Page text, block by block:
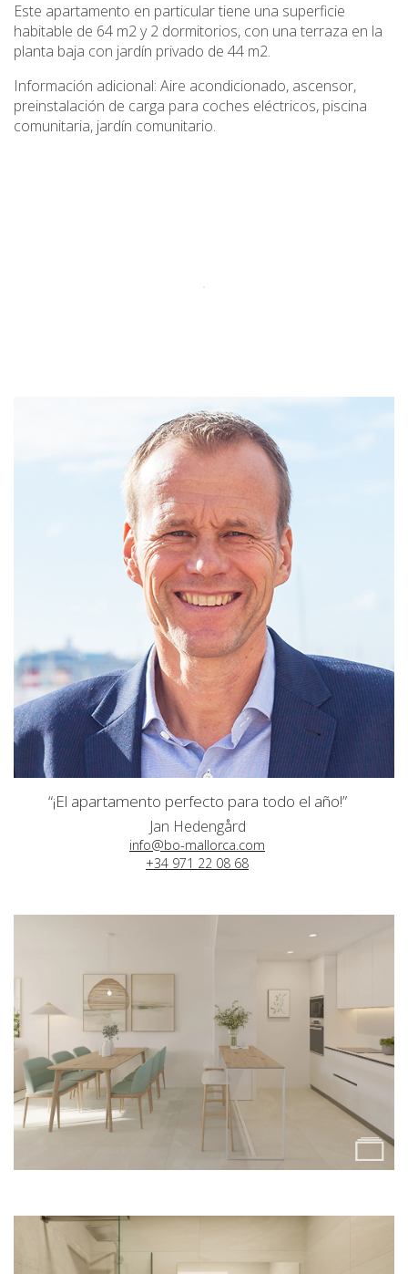
Este apartamento en particular tiene una superficie
habitable de 64 m2 y 2 dormitorios, con una terraza en la
planta baja con jardín privado de 44 m2.
Información adicional: Aire acondicionado, ascensor,
preinstalación de carga para coches eléctricos, piscina
comunitaria, jardín comunitario.
“¡El apartamento perfecto para todo el año!”
Jan Hedengård
info@bo-mallorca.com
+34 971 22 08 68